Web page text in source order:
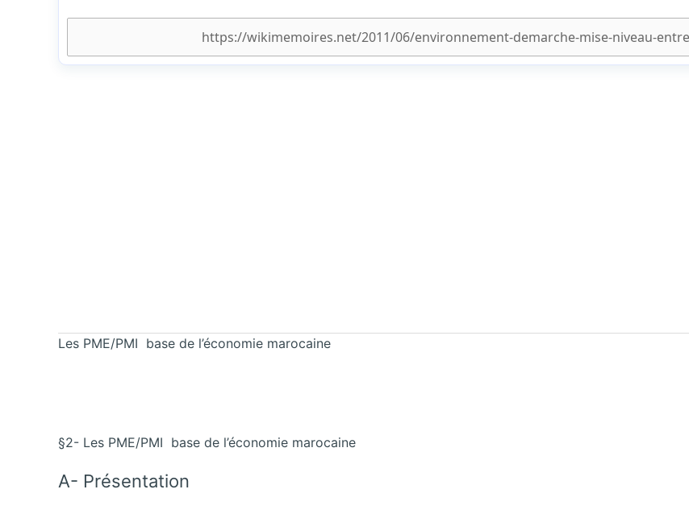
Les PME/PMI base de l’économie marocaine
§2- Les PME/PMI base de l’économie marocaine
A- Présentation